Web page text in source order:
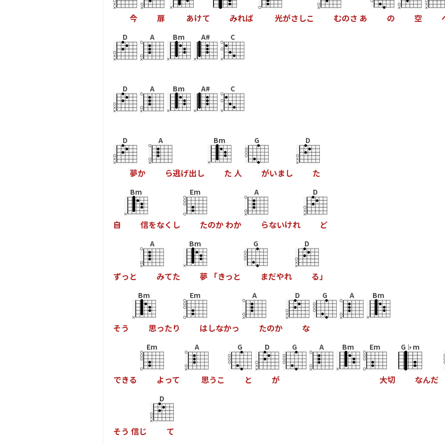
今 扉 あけて みれば 光がさしこ むのさ あ の 空
D A Bm A# C
D A Bm A# C
D
夢か
A
ら逃げ出し
Bm
た 人
G
がいまし
D
た
自
Bm
信をなく し
Em
たのかわか
A
らないけれ
D
ど
ずっ と
A
みてた
Bm
夢 「きっ と
G
まだやれ
D
る」
そう
Bm
思ったり
Em
はしなかっ
A
たのか
D
な
G A Bm
できる
Em
よって
A
思う こ
G
と
D
が
G A Bm Em
大切
G♭m
なんだ
そう 信じ
D
て